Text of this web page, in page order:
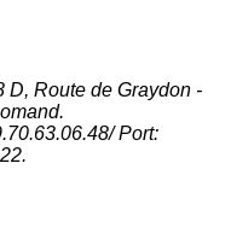
D, Route de Graydon -
Port: